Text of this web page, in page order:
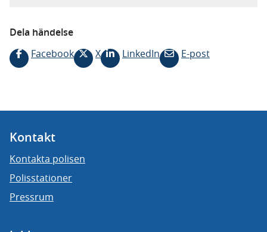
Dela händelse
Facebook
X LinkedIn E-post
Kontakt
Kontakta polisen
Polisstationer
Pressrum